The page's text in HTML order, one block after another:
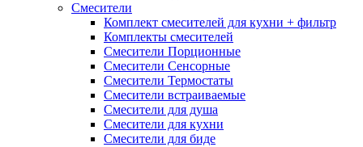
Смесители
Комплект смесителей для кухни + фильтр
Комплекты смесителей
Смесители Порционные
Смесители Сенсорные
Смесители Термостаты
Смесители встраиваемые
Смесители для душа
Смесители для кухни
Смесители для биде